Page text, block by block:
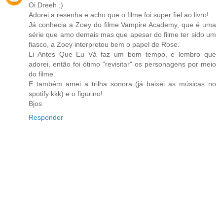
Oi Dreeh ;)
Adorei a resenha e acho que o filme foi super fiel ao livro!
Já conhecia a Zoey do filme Vampire Academy, que é uma
série que amo demais mas que apesar do filme ter sido um
fiasco, a Zoey interpretou bem o papel de Rose.
Li Antes Que Eu Vá faz um bom tempo, e lembro que
adorei, então foi ótimo "revisitar" os personagens por meio
do filme.
E também amei a trilha sonora (já baixei as músicas no
spotify kkk) e o figurino!
Bjos
Responder